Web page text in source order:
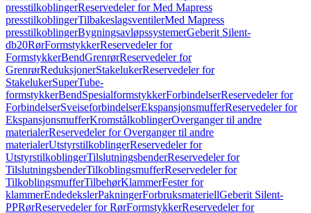
presstilkoblingerReservedeler for Med Mapress
presstilkoblingerTilbakeslagsventilerMed Mapress
presstilkoblingerBygningsavløpssystemerGeberit Silent-
db20RørFormstykkerReservedeler for
FormstykkerBendGrenrørReservedeler for
GrenrørReduksjonerStakelukerReservedeler for
StakelukerSuperTube-
formstykkerBendSpesialformstykkerForbindelserReservedeler for
ForbindelserSveiseforbindelserEkspansjonsmufferReservedeler for
EkspansjonsmufferKromstålkoblingerOverganger til andre
materialerReservedeler for Overganger til andre
materialerUtstyrstilkoblingerReservedeler for
UtstyrstilkoblingerTilslutningsbenderReservedeler for
TilslutningsbenderTilkoblingsmufferReservedeler for
TilkoblingsmufferTilbehørKlammerFester for
klammerEndedekslerPakningerForbruksmateriellGeberit Silent-
PPRørReservedeler for RørFormstykkerReservedeler for